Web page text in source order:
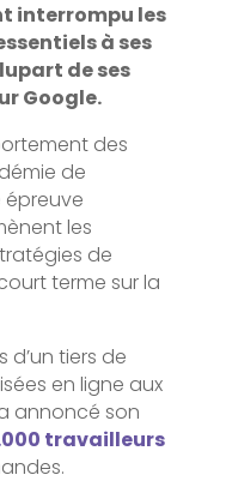
interrompu les
à ses
de ses
Google.
des
de
les
de
terme sur la
d’un tiers de
en ligne aux
annoncé son
travailleurs